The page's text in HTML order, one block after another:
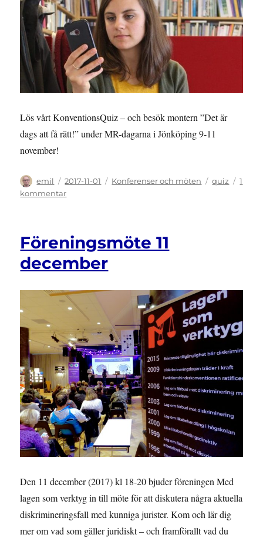
Lös vårt KonventionsQuiz – och besök montern ”Det är
dags att få rätt!” under MR-dagarna i Jönköping 9-11
november!
Författare
emil
Publicerat
den
2017-11-01 Kategorier
Konferenser och möten Etiketter
quiz
1
kommentartill
Föreningsmöte 11
december
Den 11 december (2017) kl 18-20 bjuder föreningen Med
lagen som verktyg in till möte för att diskutera några aktuella
diskrimineringsfall med kunniga jurister. Kom och lär dig
mer om vad som gäller juridiskt – och framförallt vad du